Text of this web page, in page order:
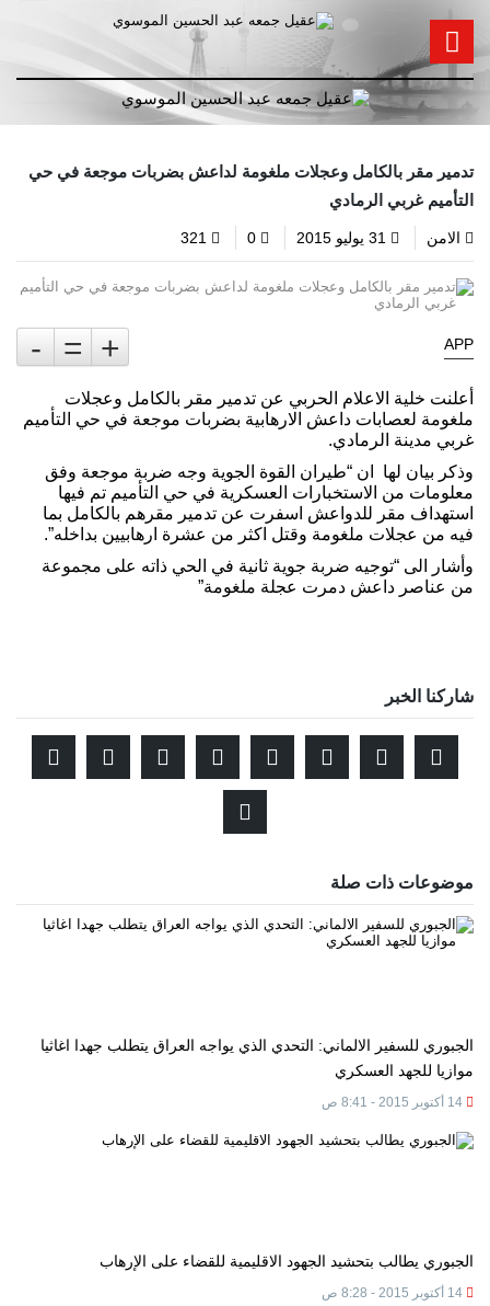
تدمير مقر بالكامل وعجلات ملغومة لداعش بضربات موجعة في حي
التأميم غربي الرمادي
الامن
APP
+
=
-
أعلنت خلية الاعلام الحربي عن تدمير مقر بالكامل وعجلات
ملغومة لعصابات داعش الارهابية بضربات موجعة في حي التأميم
غربي مدينة الرمادي.
وذكر بيان لها ان “طيران القوة الجوية وجه ضربة موجعة وفق
معلومات من الاستخبارات العسكرية في حي التأميم تم فيها
استهداف مقر للدواعش اسفرت عن تدمير مقرهم بالكامل بما
فيه من عجلات ملغومة وقتل اكثر من عشرة ارهابيين بداخله”.
وأشار الى “توجيه ضربة جوية ثانية في الحي ذاته على مجموعة
من عناصر داعش دمرت عجلة ملغومة”
شاركنا الخبر
موضوعات ذات صلة
الجبوري للسفير الالماني: التحدي الذي يواجه العراق يتطلب جهدا اغاثيا
موازيا للجهد العسكري
الجبوري يطالب بتحشيد الجهود الاقليمية للقضاء على الإرهاب